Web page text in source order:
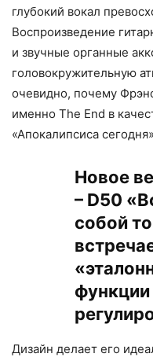
глубокий вокал
Воспроизведение
и звучные органные
головокружительную
очевидно, почему
именно The End в
«Апокалипсиса
Новое
– D50
собой
функции
Дизайн делает его